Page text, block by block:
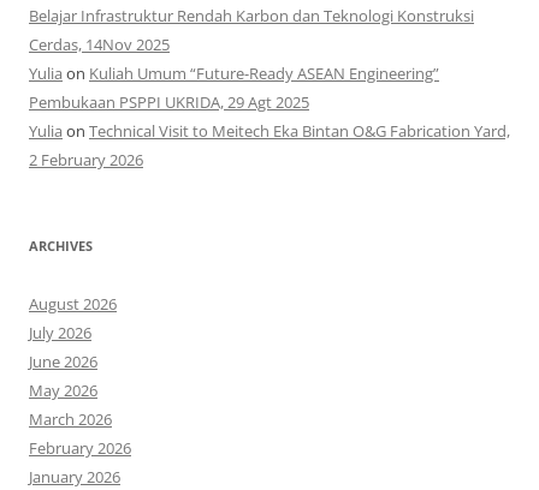
Belajar Infrastruktur Rendah Karbon dan Teknologi Konstruksi
Cerdas, 14Nov 2025
Yulia on Kuliah Umum “Future-Ready ASEAN Engineering”
Pembukaan PSPPI UKRIDA, 29 Agt 2025
Yulia on Technical Visit to Meitech Eka Bintan O&G Fabrication Yard,
2 February 2026
ARCHIVES
August 2026
July 2026
June 2026
May 2026
March 2026
February 2026
January 2026